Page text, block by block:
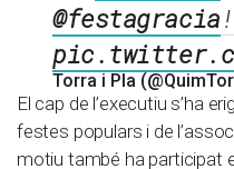
@festagracia!
Torra i Pla
El cap de l’executiu s’ha
festes populars i de
motiu també ha participat